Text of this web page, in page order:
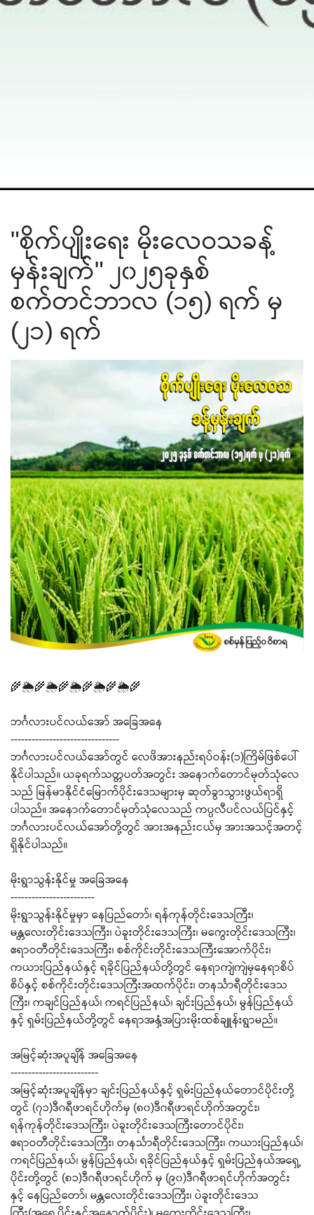
"စိုက်ပျိုးရေး မိုးလေဝသခန့်
မှန်းချက်" ၂၀၂၅ခုနှစ်
စက်တင်ဘာလ (၁၅) ရက် မှ
(၂၁) ရက်
🌾🌦️🌾🌦️🌾🌦️🌾🌦️🌾🌦️🌾
ဘင်္ဂလားပင်လယ်အော် အခြေအနေ
-------------------------------
ဘင်္ဂလားပင်လယ်အော်တွင် လေဖိအားနည်းရပ်ဝန်း(၁)ကြိမ်ဖြစ်ပေါ်
နိုင်ပါသည်။ ယခုရက်သတ္တပတ်အတွင်း အနောက်တောင်မုတ်သုံလေ
သည် မြန်မာနိုင်ငံမြောက်ပိုင်းဒေသများမှ ဆုတ်ခွာသွားဖွယ်ရာရှိ
ပါသည်။ အနောက်တောင်မုတ်သုံလေသည် ကပ္ပလီပင်လယ်ပြင်နှင့်
ဘင်္ဂလားပင်လယ်အော်တို့တွင် အားအနည်းငယ်မှ အားအသင့်အတင့်
ရှိနိုင်ပါသည်။
မိုးရွာသွန်းနိုင်မှု အခြေအနေ
------------------------
မိုးရွာသွန်းနိုင်မှုမှာ နေပြည်တော်၊ ရန်ကုန်တိုင်းဒေသကြီး၊
မန္တလေးတိုင်းဒေသကြီး၊ ပဲခူးတိုင်းဒေသကြီး၊ မကွေးတိုင်းဒေသကြီး၊
ဧရာဝတီတိုင်းဒေသကြီး၊ စစ်ကိုင်းတိုင်းဒေသကြီးအောက်ပိုင်း၊
ကယားပြည်နယ်နှင့် ရခိုင်ပြည်နယ်တို့တွင် နေရာကျဲကျဲမှနေရာစိပ်
စိပ်နှင့် စစ်ကိုင်းတိုင်းဒေသကြီးအထက်ပိုင်း၊ တနင်္သာရီတိုင်းဒေသ
ကြီး၊ ကချင်ပြည်နယ်၊ ကရင်ပြည်နယ်၊ ချင်းပြည်နယ်၊ မွန်ပြည်နယ်
နှင့် ရှမ်းပြည်နယ်တို့တွင် နေရာအနှံ့အပြားမိုးထစ်ချူန်းရွာမည်။
အမြင့်ဆုံးအပူချိန် အခြေအနေ
-------------------------
အမြင့်ဆုံးအပူချိန်မှာ ချင်းပြည်နယ်နှင့် ရှမ်းပြည်နယ်တောင်ပိုင်းတို့
တွင် (၇၁)ဒီဂရီဖာရင်ဟိုက်မှ (၈၀)ဒီဂရီဖာရင်ဟိုက်အတွင်း၊
ရန်ကုန်တိုင်းဒေသကြီး၊ ပဲခူးတိုင်းဒေသကြီးတောင်ပိုင်း၊
ဧရာဝတီတိုင်းဒေသကြီး၊ တနင်္သာရီတိုင်းဒေသကြီး၊ ကယားပြည်နယ်၊
ကရင်ပြည်နယ်၊ မွန်ပြည်နယ်၊ ရခိုင်ပြည်နယ်နှင့် ရှမ်းပြည်နယ်အရှေ့
ပိုင်းတို့တွင် (၈၁)ဒီဂရီဖာရင်ဟိုက် မှ (၉၀)ဒီဂရီဖာရင်ဟိုက်အတွင်း
နှင့် နေပြည်တော်၊ မန္တလေးတိုင်းဒေသကြီး၊ ပဲခူးတိုင်းဒေသ
ကြီး(အရှေ့ပိုင်းနှင့်အနောက်ပိုင်း)၊ မကွေးတိုင်းဒေသကြီး၊